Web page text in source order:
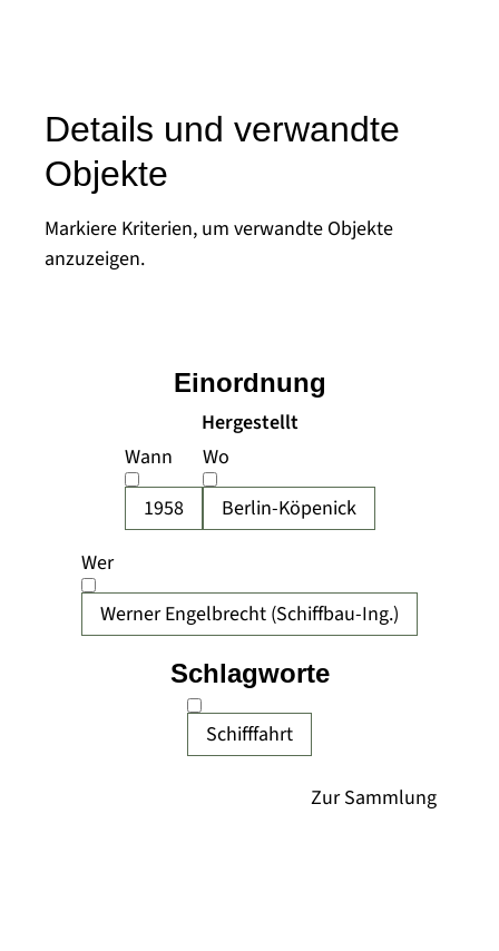
Details und verwandte
Objekte
Markiere Kriterien, um verwandte Objekte
anzuzeigen.
Hergestellt
Wann
1958
Wo
Berlin-Köpenick
Wer
Werner Engelbrecht (Schiffbau-Ing.)
Schifffahrt
Einordnung
Schlagworte